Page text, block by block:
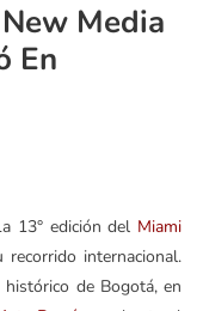
Media
En
13° edición del Miami
recorrido internacional.
de Bogotá, en